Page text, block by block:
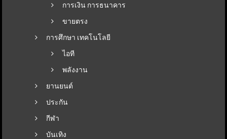
การเงิน การธนาคาร
ขายตรง
การศึกษา เทคโนโลยี
ไอที
พลังงาน
ยานยนต์
ประกัน
กีฬา
บันเทิง